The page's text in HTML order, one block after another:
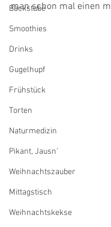
Backstube
Smoothies
Drinks
Gugelhupf
Frühstück
Torten
Naturmedizin
Pikant, Jausn'
Weihnachtszauber
Mittagstisch
Weihnachtskekse
man schon mal einen